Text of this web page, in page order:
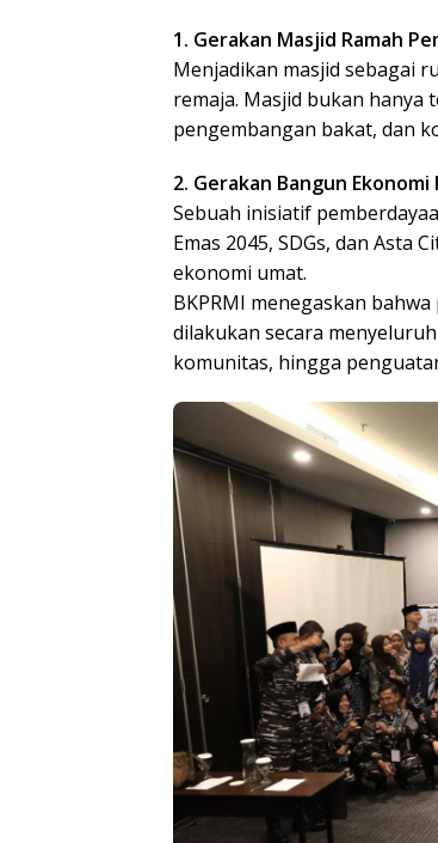
1. Gerakan Masjid Ramah
Menjadikan masjid sebagai
remaja. Masjid bukan hanya
pengembangan bakat, dan
2. Gerakan Bangun Ekonomi
Sebuah inisiatif
Emas 2045, SDGs, dan Asta
ekonomi umat.
BKPRMI menegaskan
dilakukan secara
komunitas, hingga